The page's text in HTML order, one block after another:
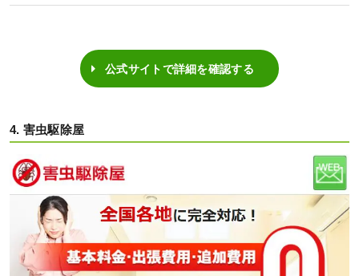
公式サイトで詳細を確認する
4. 害虫駆除屋